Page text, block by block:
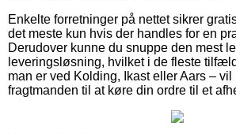
Enkelte forretninger på nettet sikrer
det meste kun hvis der handles for en
Derudover kunne du snuppe den mest
leveringsløsning, hvilket i de fleste
man er ved Kolding, Ikast eller Aars – vil
fragtmanden til at køre din ordre til et